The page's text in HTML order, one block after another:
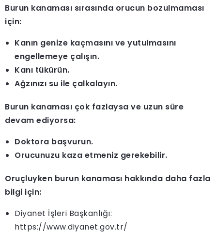
Burun kanaması sırasında orucun bozulmaması
için:
Kanın genize kaçmasını ve yutulmasını
engellemeye çalışın.
Kanı tükürün.
Ağzınızı su ile çalkalayın.
Burun kanaması çok fazlaysa ve uzun süre
devam ediyorsa:
Doktora başvurun.
Orucunuzu kaza etmeniz gerekebilir.
Oruçluyken burun kanaması hakkında daha fazla
bilgi için:
Diyanet İşleri Başkanlığı:
https://www.diyanet.gov.tr/